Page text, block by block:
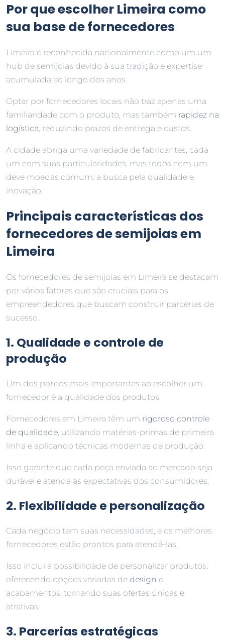
Por que escolher Limeira como
sua base de fornecedores
Limeira é reconhecida nacionalmente como um um
hub de semijoias devido à sua tradição e expertise
acumulada ao longo dos anos.
Optar por fornecedores locais não traz apenas uma
familiaridade com o produto, mas também rapidez na
logística, reduzindo prazos de entrega e custos.
A cidade abriga uma variedade de fabricantes, cada
um com suas particularidades, mas todos com um
deve moedas comum: a busca pela qualidade e
inovação.
Principais características dos
fornecedores de semijoias em
Limeira
Os fornecedores de semijoias em Limeira se destacam
por vários fatores que são cruciais para os
empreendedores que buscam construir parcerias de
sucesso.
1. Qualidade e controle de
produção
Um dos pontos mais importantes ao escolher um
fornecedor é a qualidade dos produtos.
Fornecedores em Limeira têm um rigoroso controle
de qualidade, utilizando matérias-primas de primeira
linha e aplicando técnicas modernas de produção.
Isso garante que cada peça enviada ao mercado seja
durável e atenda às expectativas dos consumidores.
2. Flexibilidade e personalização
Cada negócio tem suas necessidades, e os melhores
fornecedores estão prontos para atendê-las.
Isso inclui a possibilidade de personalizar produtos,
oferecendo opções variadas de design e
acabamentos, tornando suas ofertas únicas e
atrativas.
3. Parcerias estratégicas